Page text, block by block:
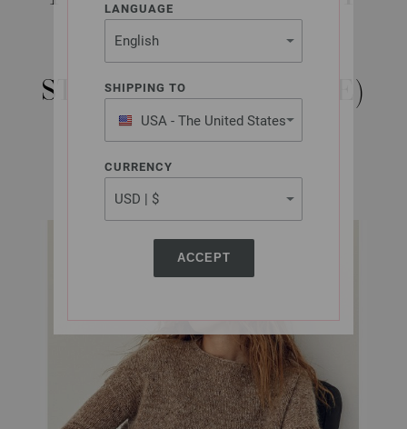
LANGUAGE
SHIPPING TO
USA - The United States
of America
CURRENCY
ACCEPT
SOFT TWEED 180 &
SILKHAIR -
STRIKKEOPSKRIFT (SE)
Classici No. 25 | Model 4